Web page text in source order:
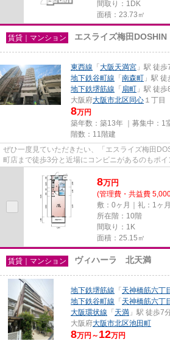
間取り：1DK
面積：23.73㎡
賃貸｜マンション エスライズ梅田DOSHIN
東西線 「 大阪天満宮 」駅 徒歩
地下鉄谷町線 「 南森町 」駅
地下鉄堺筋線 「 扇町 」駅 徒歩
大阪府大阪市北区 同心 １丁目
8万円
築年数：築13年 ｜募集中： 1
階数：11階建
ぜひ一度見ていただきたい、「エスライズ梅田
町店まで徒歩3分と近場にコンビニがあるのもポ
置き場・エレベータなどが揃っ...
8万円
(管理費・共益費
敷：0ヶ月｜礼：1ヶ月
所在階：10階
間取り：1K
面積：25.15㎡
賃貸｜マンション ヴィハーラ 北天満
地下鉄堺筋線 「 天神橋筋六丁
地下鉄谷町線 「 天神橋筋六丁
大阪環状線 「 天満 」駅 徒歩7
大阪府大阪市北区池田町
8万円～ 12万円